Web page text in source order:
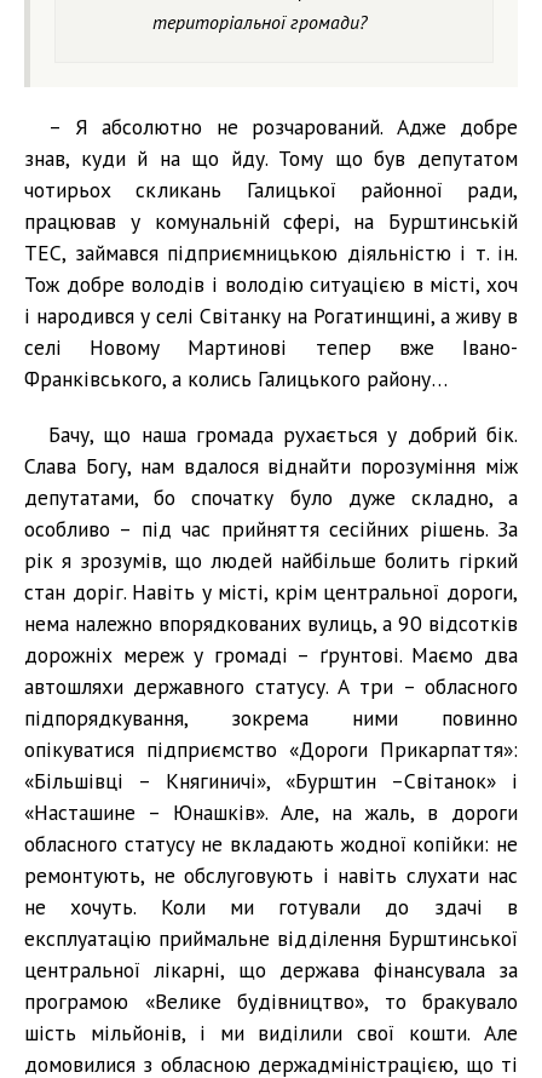
територіальної громади?
– Я абсолютно не розчарований. Адже добре
знав, куди й на що йду. Тому що був депутатом
чотирьох скликань Галицької районної ради,
працював у комунальній сфері, на Бурштинській
ТЕС, займався підприємницькою діяльністю і т. ін.
Тож добре володів і володію ситуацією в місті, хоч
і народився у селі Світанку на Рогатинщині, а живу в
селі Новому Мартинові тепер вже Івано-
Франківського, а колись Галицького району…
Бачу, що наша громада рухається у добрий бік.
Слава Богу, нам вдалося віднайти порозуміння між
депутатами, бо спочатку було дуже складно, а
особливо – під час прийняття сесійних рішень. За
рік я зрозумів, що людей найбільше болить гіркий
стан доріг. Навіть у місті, крім центральної дороги,
нема належно впорядкованих вулиць, а 90 відсотків
дорожніх мереж у громаді – ґрунтові. Маємо два
автошляхи державного статусу. А три – обласного
підпорядкування, зокрема ними повинно
опікуватися підприємство «Дороги Прикарпаття»:
«Більшівці – Княгиничі», «Бурштин –Світанок» і
«Насташине – Юнашків». Але, на жаль, в дороги
обласного статусу не вкладають жодної копійки: не
ремонтують, не обслуговують і навіть слухати нас
не хочуть. Коли ми готували до здачі в
експлуатацію приймальне відділення Бурштинської
центральної лікарні, що держава фінансувала за
програмою «Велике будівництво», то бракувало
шість мільйонів, і ми виділили свої кошти. Але
домовилися з обласною держадміністрацією, що ті